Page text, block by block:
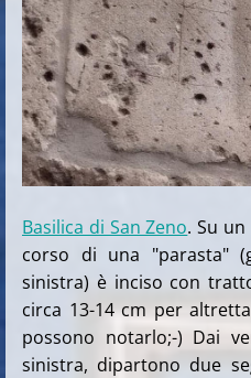
Basilica di San Zeno. Su
corso di una "parasta"
sinistra) è inciso con
circa 13-14 cm per
possono notarlo;-) Dai
sinistra, dipartono due